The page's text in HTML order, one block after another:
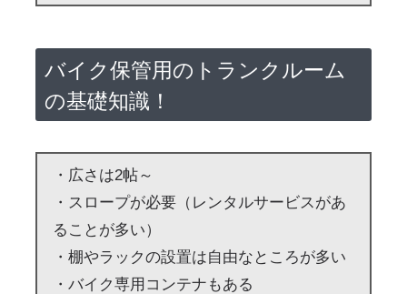
バイク保管用のトランクルーム
の基礎知識！
・広さは2帖～
・スロープが必要（レンタルサービスがあ
ることが多い）
・棚やラックの設置は自由なところが多い
・バイク専用コンテナもある